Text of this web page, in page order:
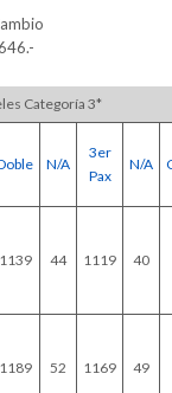
Categoría 3*
N/A
3er
Pax
N/A
1139 44 1119 40
1189 52 1169 49